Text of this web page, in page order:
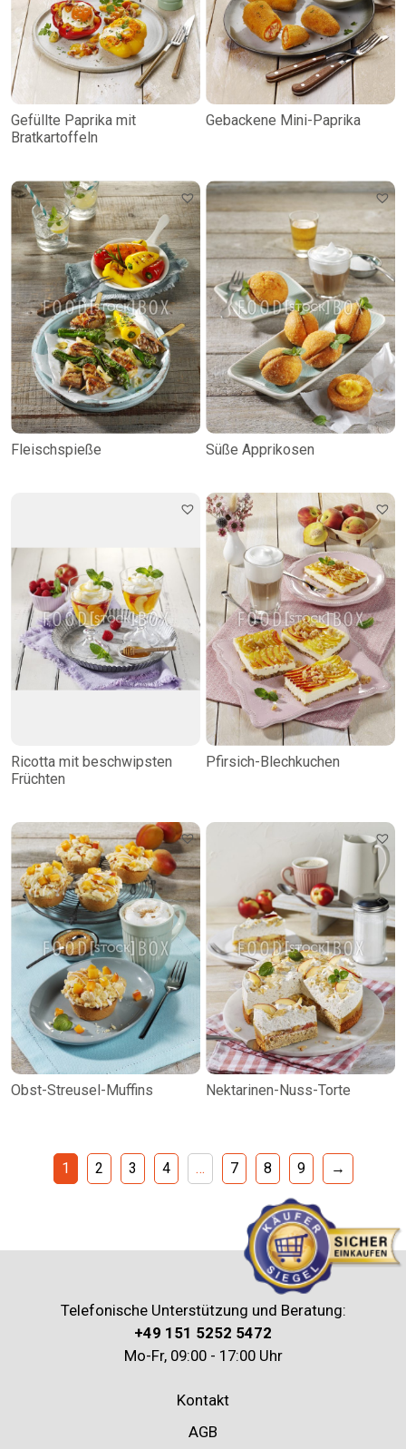
Gefüllte Paprika mit
Bratkartoffeln
Gebackene Mini-Paprika
Fleischspieße Süße Apprikosen
Ricotta mit beschwipsten
Früchten
Pfirsich-Blechkuchen
Obst-Streusel-Muffins Nektarinen-Nuss-Torte
1 2 3 4 … 7 8 9 →
Telefonische Unterstützung und Beratung:
+49 151 5252 5472
Mo-Fr, 09:00 - 17:00 Uhr
Kontakt
AGB